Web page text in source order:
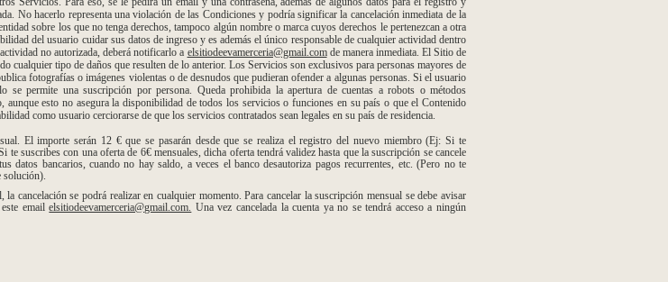
No hacerlo representa una violación de las Condiciones y podría significar la cancelación inmediata de la
sobre los que no tenga derechos, tampoco algún nombre o marca cuyos derechos le pertenezcan a otra
del usuario cuidar sus datos de ingreso y es además el único responsable de cualquier actividad dentro
no autorizada, deberá notificarlo a elsitiodeevamerceria@gmail.comde manera inmediata. El Sitio de
cualquier tipo de daños que resulten de lo anterior. Los Servicios son exclusivos para personas mayores de
fotografías o imágenes violentas o de desnudos que pudieran ofender a algunas personas. Si el usuario
se permite una suscripción por persona. Queda prohibida la apertura de cuentas a robots o métodos
aunque esto no asegura la disponibilidad de todos los servicios o funciones en su país o que el Contenido
como usuario cerciorarse de que los servicios contratados sean legales en su país de residencia.
El importe serán 12 € que se pasarán desde que se realiza el registro del nuevo miembro (Ej: Si te
suscribes con una oferta de 6€ mensuales, dicha oferta tendrá validez hasta que la suscripción se cancele
datos bancarios, cuando no hay saldo, a veces el banco desautoriza pagos recurrentes, etc. (Pero no te
solución).
se podrá realizar en cualquier momento. Para cancelar la suscripción mensual se debe avisar
este emailelsitiodeevamerceria@gmail.com. Una vez cancelada la cuenta ya no se tendrá acceso a ningún